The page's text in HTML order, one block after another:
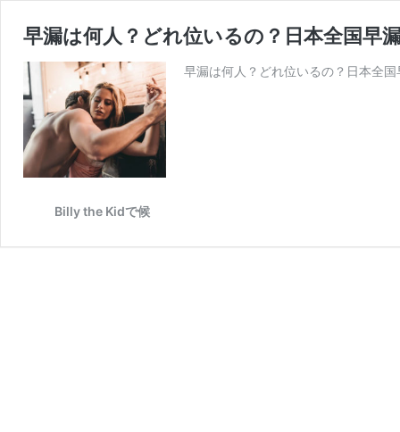
早漏は何人？どれ位いるの？日本全国早
早漏は何人？どれ位いるの？日本全
Billy the Kidで候